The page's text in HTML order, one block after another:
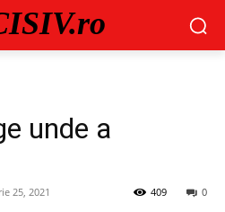
unde a
25, 2021 0
409